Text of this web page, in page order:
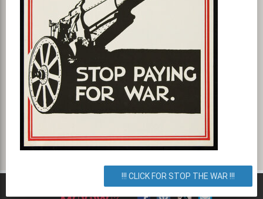
!!! CLICK FOR STOP THE WAR !!!